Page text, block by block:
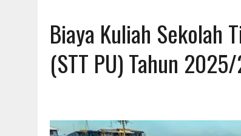
Biaya Kuliah Sekolah
(STT PU) Tahun